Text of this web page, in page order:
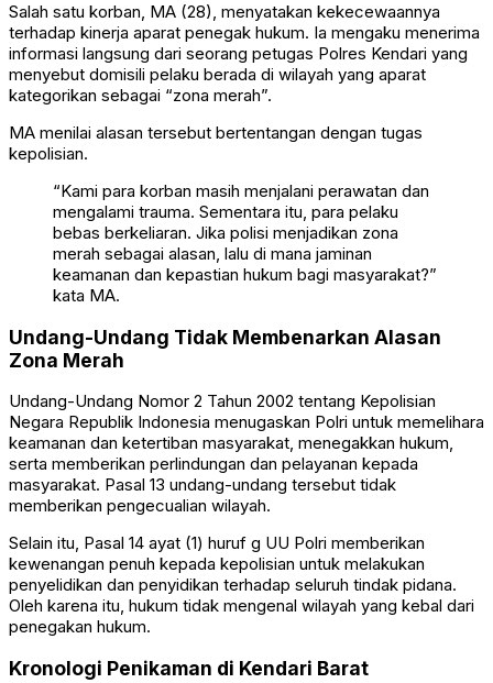
Salah satu korban, MA (28), menyatakan kekecewaannya
terhadap kinerja aparat penegak hukum. Ia mengaku menerima
informasi langsung dari seorang petugas Polres Kendari yang
menyebut domisili pelaku berada di wilayah yang aparat
kategorikan sebagai “zona merah”.
MA menilai alasan tersebut bertentangan dengan tugas
kepolisian.
“Kami para korban masih menjalani perawatan dan
mengalami trauma. Sementara itu, para pelaku
bebas berkeliaran. Jika polisi menjadikan zona
merah sebagai alasan, lalu di mana jaminan
keamanan dan kepastian hukum bagi masyarakat?”
kata MA.
Undang-Undang Tidak Membenarkan Alasan
Zona Merah
Undang-Undang Nomor 2 Tahun 2002 tentang Kepolisian
Negara Republik Indonesia menugaskan Polri untuk memelihara
keamanan dan ketertiban masyarakat, menegakkan hukum,
serta memberikan perlindungan dan pelayanan kepada
masyarakat. Pasal 13 undang-undang tersebut tidak
memberikan pengecualian wilayah.
Selain itu, Pasal 14 ayat (1) huruf g UU Polri memberikan
kewenangan penuh kepada kepolisian untuk melakukan
penyelidikan dan penyidikan terhadap seluruh tindak pidana.
Oleh karena itu, hukum tidak mengenal wilayah yang kebal dari
penegakan hukum.
Kronologi Penikaman di Kendari Barat